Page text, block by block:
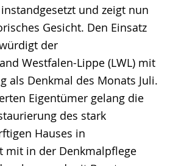
und zeigt nun
Gesicht. Den Einsatz
der
Westfalen-Lippe (LWL) mit
als Denkmal des Monats Juli.
Eigentümer gelang die
des stark
Hauses in
mit in der Denkmalpflege